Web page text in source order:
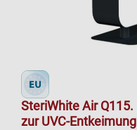
SteriWhite Air
zur UVC-Entkeimung